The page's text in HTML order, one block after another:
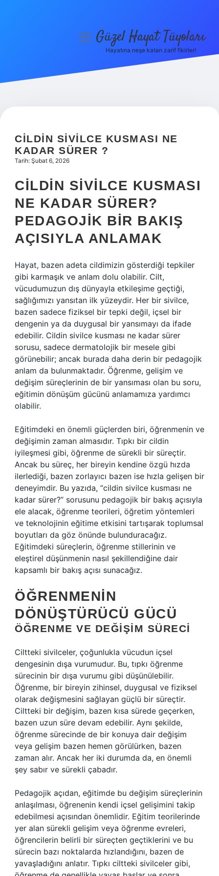
Hakkımızda
menüyüGüzel Hayat Tüyoları
Hayatına neşe katan zarif fikirler!
CILDIN SIVILCE KUSMASI NE
KADAR SÜRER ?
Tarih: Şubat 6, 2026
CILDIN SIVILCE KUSMASI
NE KADAR SÜRER?
PEDAGOJIK BIR BAKIŞ
AÇISIYLA ANLAMAK
Hayat, bazen adeta cildimizin gösterdiği tepkiler
gibi karmaşık ve anlam dolu olabilir. Cilt,
vücudumuzun dış dünyayla etkileşime geçtiği,
sağlığımızı yansıtan ilk yüzeydir. Her bir sivilce,
bazen sadece fiziksel bir tepki değil, içsel bir
dengenin ya da duygusal bir yansımayı da ifade
edebilir. Cildin sivilce kusması ne kadar sürer
sorusu, sadece dermatolojik bir mesele gibi
görünebilir; ancak burada daha derin bir pedagojik
anlam da bulunmaktadır. Öğrenme, gelişim ve
değişim süreçlerinin de bir yansıması olan bu soru,
eğitimin dönüşüm gücünü anlamamıza yardımcı
olabilir.
Eğitimdeki en önemli güçlerden biri, öğrenmenin ve
değişimin zaman almasıdır. Tıpkı bir cildin
iyileşmesi gibi, öğrenme de sürekli bir süreçtir.
Ancak bu süreç, her bireyin kendine özgü hızda
ilerlediği, bazen zorlayıcı bazen ise hızla gelişen bir
deneyimdir. Bu yazıda, “cildin sivilce kusması ne
kadar sürer?” sorusunu pedagojik bir bakış açısıyla
ele alacak, öğrenme teorileri, öğretim yöntemleri
ve teknolojinin eğitime etkisini tartışarak toplumsal
boyutları da göz önünde bulunduracağız.
Eğitimdeki süreçlerin, öğrenme stillerinin ve
eleştirel düşünmenin nasıl şekillendiğine dair
kapsamlı bir bakış açısı sunacağız.
ÖĞRENMENIN
DÖNÜŞTÜRÜCÜ GÜCÜ
ÖĞRENME VE DEĞIŞIM SÜRECI
Ciltteki sivilceler, çoğunlukla vücudun içsel
dengesinin dışa vurumudur. Bu, tıpkı öğrenme
sürecinin bir dışa vurumu gibi düşünülebilir.
Öğrenme, bir bireyin zihinsel, duygusal ve fiziksel
olarak değişmesini sağlayan güçlü bir süreçtir.
Ciltteki bir değişim, bazen kısa sürede geçerken,
bazen uzun süre devam edebilir. Aynı şekilde,
öğrenme sürecinde de bir konuya dair değişim
veya gelişim bazen hemen görülürken, bazen
zaman alır. Ancak her iki durumda da, en önemli
şey sabır ve sürekli çabadır.
Pedagojik açıdan, eğitimde bu değişim süreçlerinin
anlaşılması, öğrenenin kendi içsel gelişimini takip
edebilmesi açısından önemlidir. Eğitim teorilerinde
yer alan sürekli gelişim veya öğrenme evreleri,
öğrencilerin belirli bir süreçten geçtiklerini ve bu
sürecin bazı noktalarda hızlandığını, bazen de
yavaşladığını anlatır. Tıpkı ciltteki sivilceler gibi,